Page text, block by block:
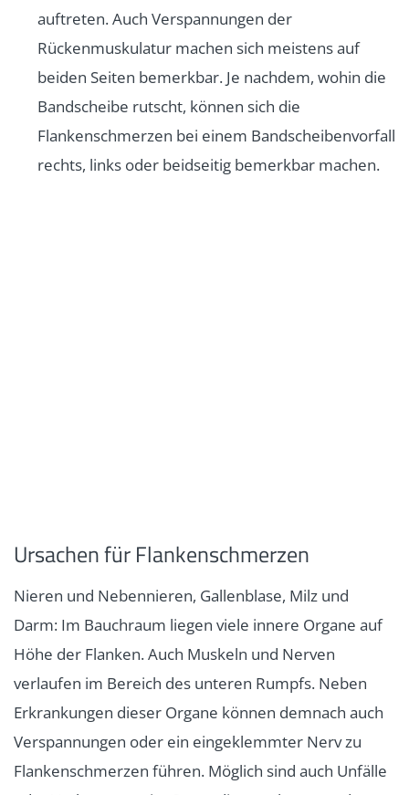
auftreten. Auch Verspannungen der
Rückenmuskulatur machen sich meistens auf
beiden Seiten bemerkbar. Je nachdem, wohin die
Bandscheibe rutscht, können sich die
Flankenschmerzen bei einem Bandscheibenvorfall
rechts, links oder beidseitig bemerkbar machen.
Ursachen für Flankenschmerzen
Nieren und Nebennieren, Gallenblase, Milz und
Darm: Im Bauchraum liegen viele innere Organe auf
Höhe der Flanken. Auch Muskeln und Nerven
verlaufen im Bereich des unteren Rumpfs. Neben
Erkrankungen dieser Organe können demnach auch
Verspannungen oder ein eingeklemmter Nerv zu
Flankenschmerzen führen. Möglich sind auch Unfälle